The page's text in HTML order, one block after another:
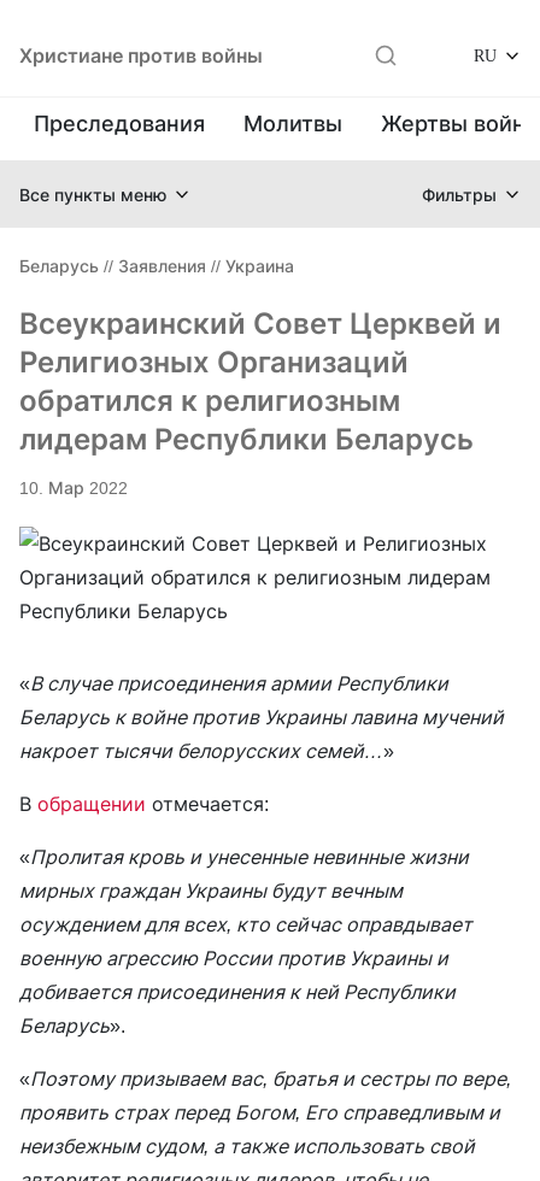
Христиане против войны RU
Преследования Молитвы Жертвы
Все пункты меню Фильтры
Беларусь // Заявления // Украина
Всеукраинский Совет Церквей и
Религиозных Организаций
обратился к религиозным
лидерам Республики Беларусь
10. Мар 2022
«В случае присоединения армии Республики
Беларусь к войне против Украины лавина мучений
накроет тысячи белорусских семей…»
В обращении отмечается:
«Пролитая кровь и унесенные невинные жизни
мирных граждан Украины будут вечным
осуждением для всех, кто сейчас оправдывает
военную агрессию России против Украины и
добивается присоединения к ней Республики
Беларусь».
«Поэтому призываем вас, братья и сестры по вере,
проявить страх перед Богом, Его справедливым и
неизбежным судом, а также использовать свой